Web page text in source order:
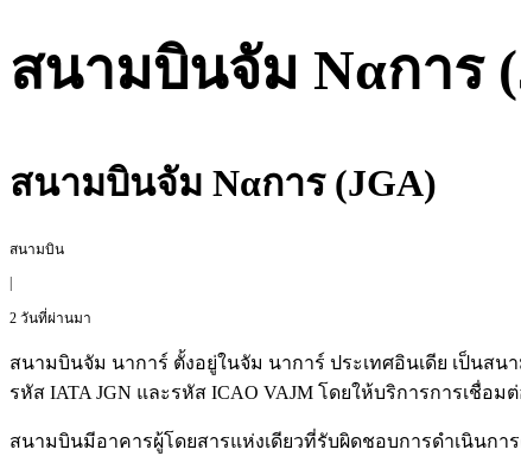
สนามบินจัม Ναการ
สนามบินจัม Ναการ (JGA)
สนามบิน
2 วันที่ผ่านมา
สนามบินจัม นาการ์ ตั้งอยู่ในจัม นาการ์ ประเทศอินเดีย เป็นส
รหัส IATA JGN และรหัส ICAO VAJM โดยให้บริการการเชื่
สนามบินมีอาคารผู้โดยสารแห่งเดียวที่รับผิดชอบการดำเนินก